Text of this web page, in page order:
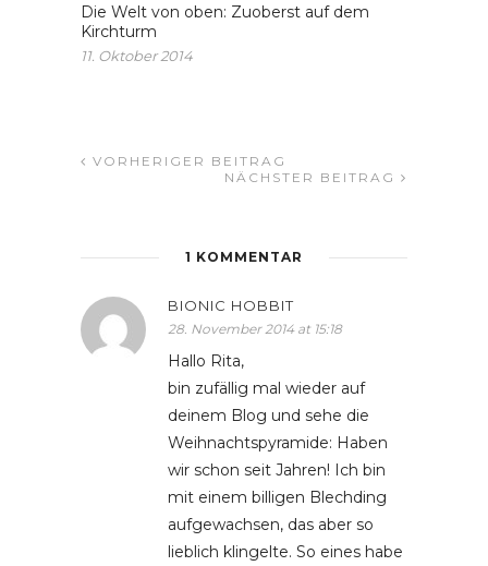
Die Welt von oben: Zuoberst auf dem
Kirchturm
11. Oktober 2014
VORHERIGER BEITRAG
NÄCHSTER BEITRAG
1 KOMMENTAR
BIONIC HOBBIT
28. November 2014 at 15:18
Hallo Rita,
bin zufällig mal wieder auf
deinem Blog und sehe die
Weihnachtspyramide: Haben
wir schon seit Jahren! Ich bin
mit einem billigen Blechding
aufgewachsen, das aber so
lieblich klingelte. So eines habe